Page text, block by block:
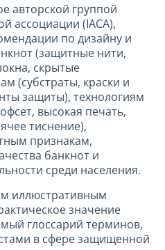
авторской группой
ассоциации (IACA),
по дизайну и
(защитные нити,
скрытые
(субстраты, краски и
защиты), технологиям
высокая печать,
тиснение),
признакам,
банкнот и
среди населения.
иллюстративным
значение
глоссарий терминов,
в сфере защищенной